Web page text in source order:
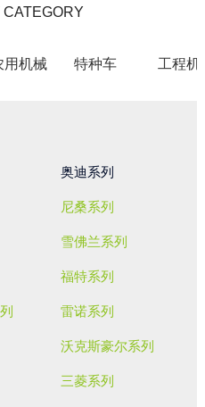
用机械 特种车 工程机
奥迪系列
尼桑系列
雪佛兰系列
福特系列
雷诺系列
沃克斯豪尔系列
三菱系列